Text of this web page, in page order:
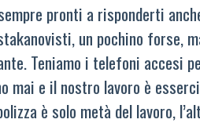
pronti a risponderti
un pochino forse,
Teniamo i telefoni accesi
mai e il nostro lavoro è
è solo metà del lavoro,